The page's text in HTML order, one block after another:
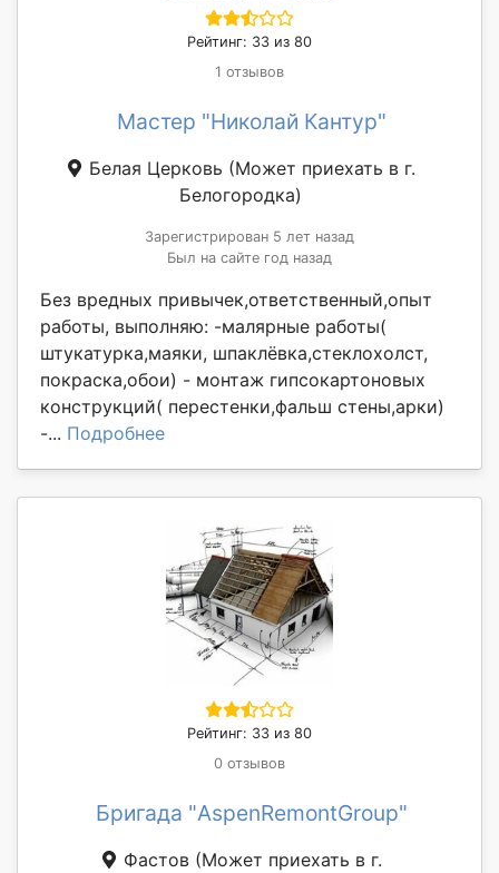
Рейтинг: 33 из 80
1 отзывов
Мастер "Николай Кантур"
Белая Церковь (Может приехать в г.
Белогородка)
Зарегистрирован 5 лет назад
Был на сайте год назад
Без вредных привычек,ответственный,опыт
работы, выполняю: -малярные работы(
штукатурка,маяки, шпаклёвка,стеклохолст,
покраска,обои) - монтаж гипсокартоновых
конструкций( перестенки,фальш стены,арки)
-... Подробнее
Рейтинг: 33 из 80
0 отзывов
Бригада "AspenRemontGroup"
Фастов (Может приехать в г.